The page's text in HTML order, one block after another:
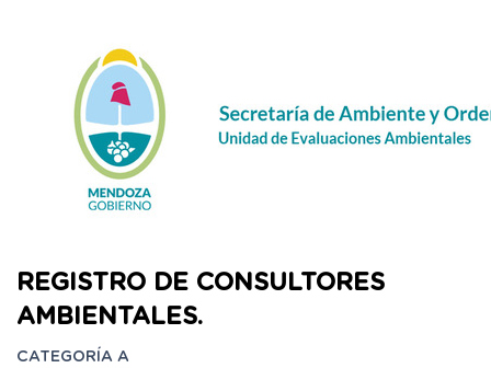
REGISTRO DE CONSULTORES
AMBIENTALES.
CATEGORÍA A